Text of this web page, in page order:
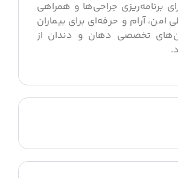
برنامه‌ریزی جراحی‌ها و همراهی
آرام و حرفه‌ای برای بیماران
تخصصی دهان و دندان از